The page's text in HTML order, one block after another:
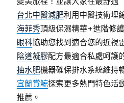
台北中醫減肥利用中醫技術埋
海菲秀頂級保濕精華+進階修
眼科協助您找到適合您的近視
陰道凝膠配方最適合私處呵護
抽水肥機器確保排水系統維持
宜蘭賞鯨探索更多熱門特色活
推薦。